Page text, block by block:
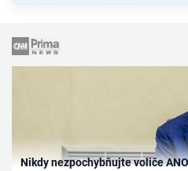
Nikdy nezpochybňujte voliče